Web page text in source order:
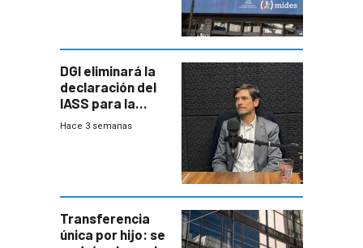
DGI eliminará la
declaración del
IASS para la
mayoría de los
Hace 3 semanas
Transferencia
única por hijo: se